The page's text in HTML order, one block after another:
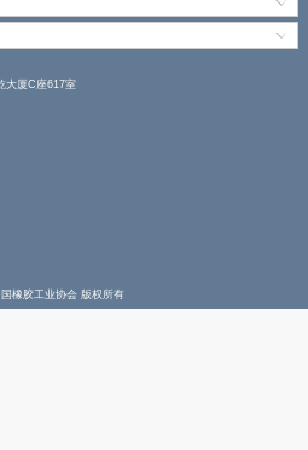
街62号中乾大厦C座617室